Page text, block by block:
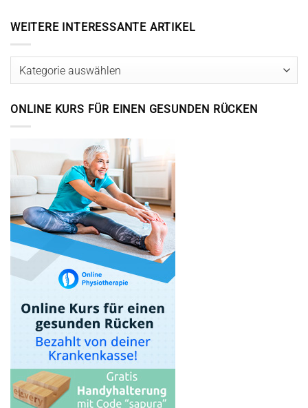
WEITERE INTERESSANTE ARTIKEL
Weitere
interessante
ONLINE KURS FÜR EINEN GESUNDEN RÜCKEN